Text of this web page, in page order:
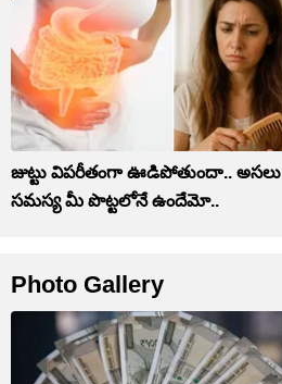
జుట్టు విపరీతంగా ఊడిపోతుందా.. అసలు
సమస్య మీ పొట్టలోనే ఉందేమో..
Photo Gallery